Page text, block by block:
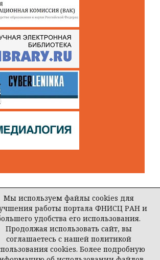
журнала «Власть»
Мы используем файлы cookies для
работы портала ФНИСЦ РАН и
удобства его использования.
Продолжая использовать сайт, вы
соглашаетесь с нашей политикой
cookies. Более подробную